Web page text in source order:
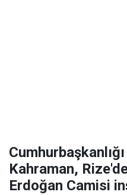
Kahraman,
Erdoğan Camisi